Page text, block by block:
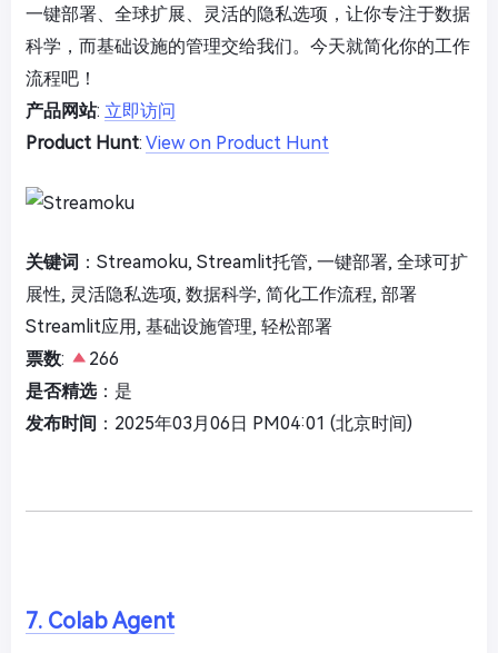
一键部署、全球扩展、灵活的隐私选项，让你专注于数据
科学，而基础设施的管理交给我们。今天就简化你的工作
流程吧！
产品网站: 立即访问
Product Hunt: View on Product Hunt
关键词 ：Streamoku, Streamlit托管, 一键部署, 全球可扩
展性, 灵活隐私选项, 数据科学, 简化工作流程, 部署
Streamlit应用, 基础设施管理, 轻松部署
票数:
266
是否精选：是
发布时间 ：2025年03月06日 PM04:01 (北京时间)
7. Colab Agent